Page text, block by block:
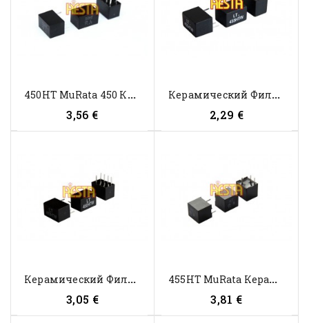
4
50HT MuRata 450 КГц...
3,56 €
К
Ерамический Фильтр LT 455HTW...
2,29 €
К
Ерамический Фильтр LT 4550HTW...
3,05 €
4
55HT MuRata Керамический Фильтр...
3,81 €